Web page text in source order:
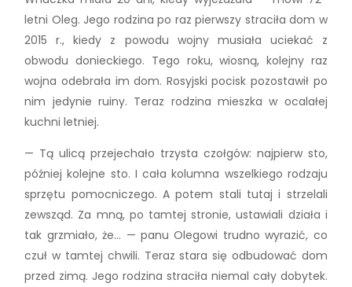
letni Oleg. Jego rodzina po raz pierwszy straciła dom w
2015 r., kiedy z powodu wojny musiała uciekać z
obwodu donieckiego. Tego roku, wiosną, kolejny raz
wojna odebrała im dom. Rosyjski pocisk pozostawił po
nim jedynie ruiny. Teraz rodzina mieszka w ocalałej
kuchni letniej.
— Tą ulicą przejechało trzysta czołgów: najpierw sto,
później kolejne sto. I cała kolumna wszelkiego rodzaju
sprzętu pomocniczego. A potem stali tutaj i strzelali
zewsząd. Za mną, po tamtej stronie, ustawiali działa i
tak grzmiało, że… — panu Olegowi trudno wyrazić, co
czuł w tamtej chwili. Teraz stara się odbudować dom
przed zimą. Jego rodzina straciła niemal cały dobytek.